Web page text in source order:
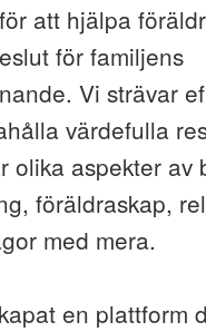
att hjälpa
för familjens
Vi strävar
värdefulla
olika aspekter av
föräldraskap,
med mera.
en plattform